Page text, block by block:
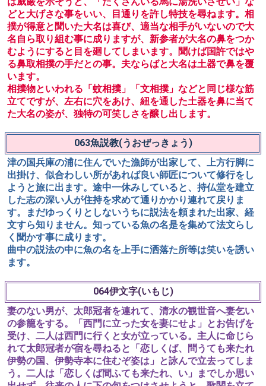
長く在京した大名が、ようやく国元に帰る事になったの
で、太郎冠者を連れて因幡薬師へお礼とお別れに参詣す
る。堂の造りを詳しく見るうちに屋根にある鬼瓦が目にと
まり、国に残した妻を思い出して大名が泣き始めると、太
郎冠者が「間もなく帰国なのでお会いになれます」と慰め
る。
062鼻取相撲(はなとりずもう)
家来の一人しかいない大名が、新参者を抱えたいと太郎冠
者に相談します。相談の結果一人召し抱える事になり、太
郎冠者が街道へ人探しに行くと、奉公の望みを持つ遠国方
（おんごくがた）の者が通りかかり連れて戻ります。大名
は威厳を示そうと、「たくさんいる馬に湯洗いさせい」な
どと大げさな事をいい、目通りを許し特技を尋ねます。相
撲が得意と聞いた大名は喜び、適当な相手がいないので大
名自ら取り組む事に成りますが、新参者が大名の鼻をつか
むようにすると目を廻してしまいます。聞けば国許ではや
る鼻取相撲の手だとの事。夫ならばと大名は土器で鼻を覆
います。
相撲物といわれる「蚊相撲」「文相撲」などと同じ様な筋
立てですが、左右に穴をあけ、紐を通した土器を鼻に当て
た大名の姿が、独特の可笑しさを醸し出します。
063魚説教(うおぜっきょう)
津の国兵庫の浦に住んでいた漁師が出家して、上方行脚に
出掛け、似合わしい所があれば良い師匠について修行をし
ようと旅に出ます。途中一休みしていると、持仏堂を建立
した志の深い人が住持を求めて通りかかり連れて戻りま
す。まだゆっくりとしないうちに説法を頼まれた出家、経